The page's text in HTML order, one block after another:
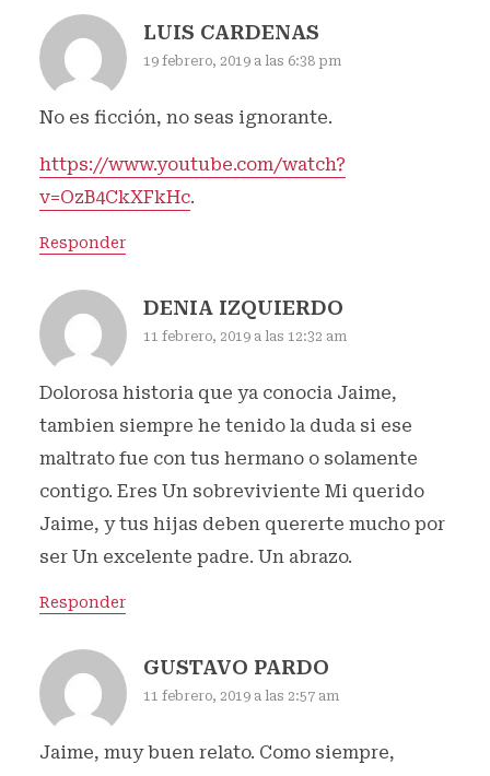
LUIS CARDENAS
19 febrero, 2019 a las 6:38 pm
No es ficción, no seas ignorante.
https://www.youtube.com/watch?
v=OzB4CkXFkHc.
Responder
DENIA IZQUIERDO
11 febrero, 2019 a las 12:32 am
Dolorosa historia que ya conocia Jaime,
tambien siempre he tenido la duda si ese
maltrato fue con tus hermano o solamente
contigo. Eres Un sobreviviente Mi querido
Jaime, y tus hijas deben quererte mucho por
ser Un excelente padre. Un abrazo.
Responder
GUSTAVO PARDO
11 febrero, 2019 a las 2:57 am
Jaime, muy buen relato. Como siempre,